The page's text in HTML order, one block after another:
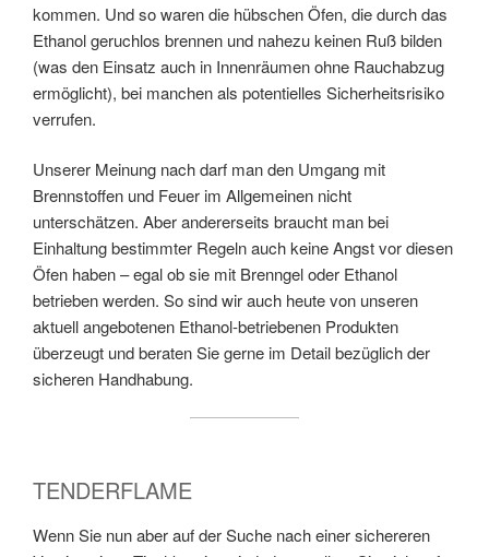
kommen. Und so waren die hübschen Öfen, die durch das
Ethanol geruchlos brennen und nahezu keinen Ruß bilden
(was den Einsatz auch in Innenräumen ohne Rauchabzug
ermöglicht), bei manchen als potentielles Sicherheitsrisiko
verrufen.
Unserer Meinung nach darf man den Umgang mit
Brennstoffen und Feuer im Allgemeinen nicht
unterschätzen. Aber andererseits braucht man bei
Einhaltung bestimmter Regeln auch keine Angst vor diesen
Öfen haben – egal ob sie mit Brenngel oder Ethanol
betrieben werden. So sind wir auch heute von unseren
aktuell angebotenen Ethanol-betriebenen Produkten
überzeugt und beraten Sie gerne im Detail bezüglich der
sicheren Handhabung.
TENDERFLAME
Wenn Sie nun aber auf der Suche nach einer sichereren